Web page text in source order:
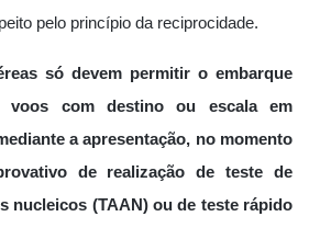
pelo princípio da reciprocidade.
só devem permitir o embarque
voos com destino ou escala em
a apresentação, no momento
de realização de teste de
nucleicos (TAAN) ou de teste rápido